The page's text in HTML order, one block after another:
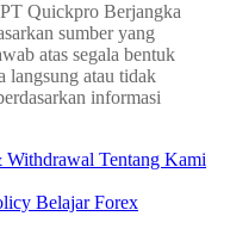
Quickpro Berjangka
sumber yang
atas segala bentuk
langsung atau tidak
informasi
Withdrawal Tentang Kami
Belajar Forex